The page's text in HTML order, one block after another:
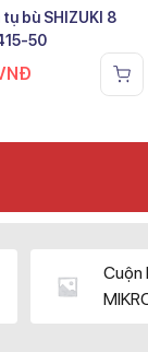
bù SHIZUKI 8
50
Cuộn